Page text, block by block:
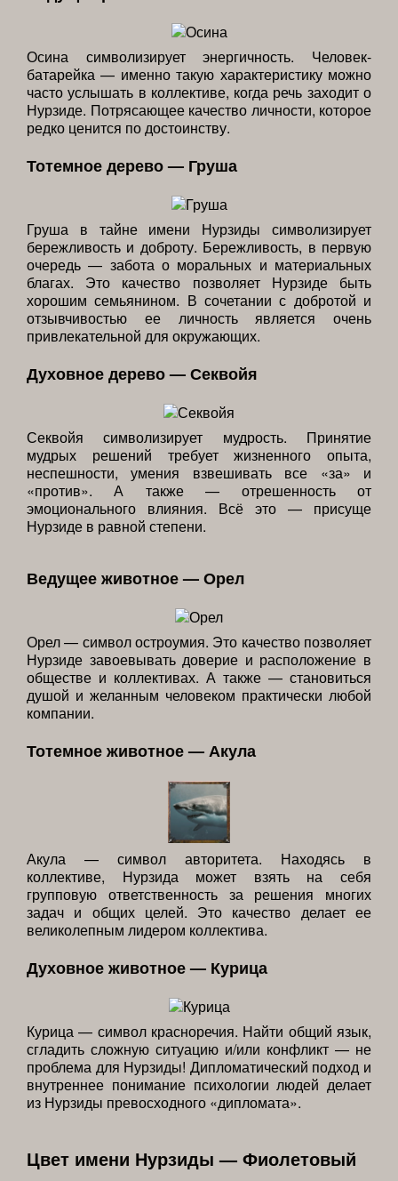
Осина символизирует энергичность. Человек-
батарейка — именно такую характеристику можно
часто услышать в коллективе, когда речь заходит о
Нурзиде. Потрясающее качество личности, которое
редко ценится по достоинству.
Тотемное дерево — Груша
Груша в тайне имени Нурзиды символизирует
бережливость и доброту. Бережливость, в первую
очередь — забота о моральных и материальных
благах. Это качество позволяет Нурзиде быть
хорошим семьянином. В сочетании с добротой и
отзывчивостью ее личность является очень
привлекательной для окружающих.
Духовное дерево — Секвойя
Секвойя символизирует мудрость. Принятие
мудрых решений требует жизненного опыта,
неспешности, умения взвешивать все «за» и
«против». А также — отрешенность от
эмоционального влияния. Всё это — присуще
Нурзиде в равной степени.
Ведущее животное — Орел
Орел — символ остроумия. Это качество позволяет
Нурзиде завоевывать доверие и расположение в
обществе и коллективах. А также — становиться
душой и желанным человеком практически любой
компании.
Тотемное животное — Акула
Акула — символ авторитета. Находясь в
коллективе, Нурзида может взять на себя
групповую ответственность за решения многих
задач и общих целей. Это качество делает ее
великолепным лидером коллектива.
Духовное животное — Курица
Курица — символ красноречия. Найти общий язык,
сгладить сложную ситуацию и/или конфликт — не
проблема для Нурзиды! Дипломатический подход и
внутреннее понимание психологии людей делает
из Нурзиды превосходного «дипломата».
Цвет имени Нурзиды — Фиолетовый